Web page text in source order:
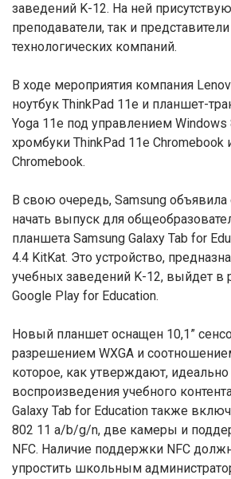
заведений K-12. На ней
преподаватели, так и
технологических компаний.
В ходе мероприятия компания
ноутбук ThinkPad 11e и планшет-
Yoga 11e под управлением Windows
хромбуки ThinkPad 11e Chromebook
Chromebook.
В свою очередь, Samsung
начать выпуск для
планшета Samsung Galaxy Tab for
4.4 KitKat. Это устройство,
учебных заведений K-12, выйдет в
Google Play for Education.
Новый планшет оснащен 10,1”
разрешением WXGA и
которое, как утверждают,
воспроизведения учебного
Galaxy Tab for Education также
802 11 a/b/g/n, две камеры и
NFC. Наличие поддержки NFC
упростить школьным